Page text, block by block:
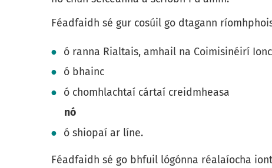
Féadfaidh sé gur cosúil go dtagann
ó ranna Rialtais, amhail na Coimisinéirí
ó bhainc
ó chomhlachtaí cártaí creidmheasa
nó
ó shiopaí ar líne.
Féadfaidh sé go bhfuil lógónna réalaíocha